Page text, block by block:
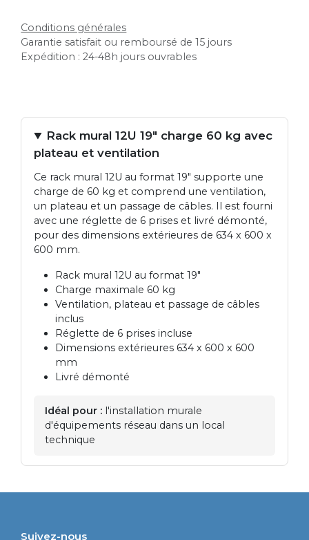
Conditions générales
Garantie satisfait ou remboursé de 15 jours
Expédition : 24-48h jours ouvrables
Rack mural 12U 19" charge 60 kg avec
plateau et ventilation
Ce rack mural 12U au format 19" supporte une
charge de 60 kg et comprend une ventilation,
un plateau et un passage de câbles. Il est fourni
avec une réglette de 6 prises et livré démonté,
pour des dimensions extérieures de 634 x 600 x
600 mm.
Rack mural 12U au format 19"
Charge maximale 60 kg
Ventilation, plateau et passage de câbles
inclus
Réglette de 6 prises incluse
Dimensions extérieures 634 x 600 x 600
mm
Livré démonté
Idéal pour : l'installation murale
d'équipements réseau dans un local
technique
Suivez-nous